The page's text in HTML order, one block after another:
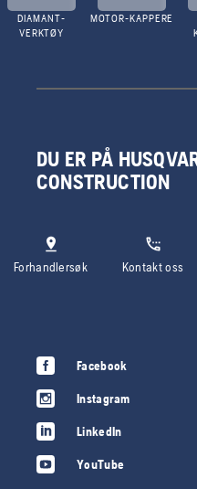
DIAMANT-
VERKTØY
MOTOR-KAPPERE
DU ER PÅ
CONSTRUCTION
Forhandlersøk Kontakt oss
Facebook
Instagram
LinkedIn
YouTube